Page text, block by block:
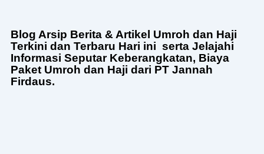
Blog Arsip Berita & Artikel Umroh dan Haji
Terkini dan Terbaru Hari ini serta Jelajahi
Informasi Seputar Keberangkatan, Biaya
Paket Umroh dan Haji dari PT Jannah
Firdaus.